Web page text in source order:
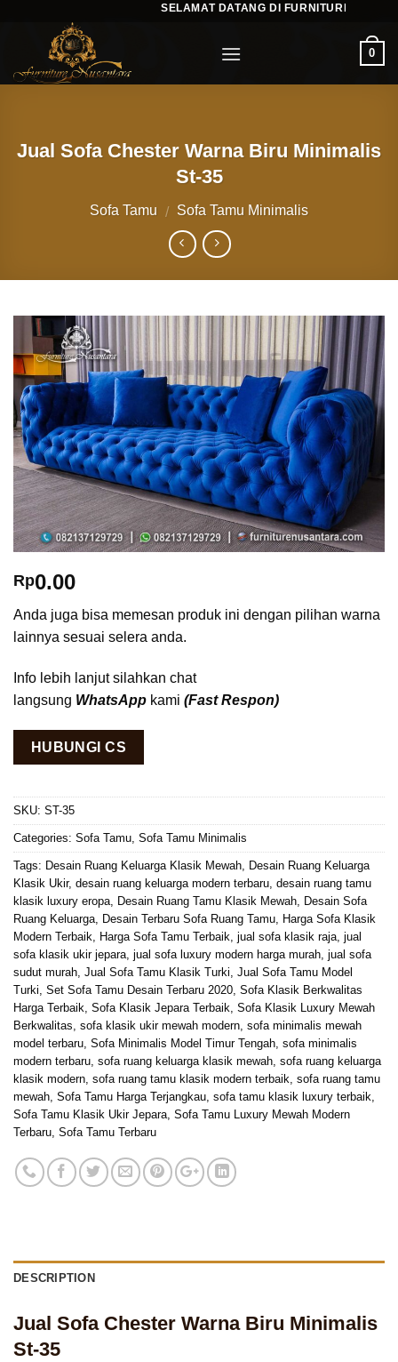
SELAMAT DATANG DI
0
Jual Sofa Chester Warna Biru Minimalis
St-35
Sofa Tamu / Sofa Tamu Minimalis
Rp0.00
Anda juga bisa memesan produk ini dengan pilihan warna
lainnya sesuai selera anda.
Info lebih lanjut silahkan chat
langsung WhatsApp kami (Fast Respon)
HUBUNGI CS
SKU: ST-35
Categories: Sofa Tamu, Sofa Tamu Minimalis
Tags: Desain Ruang Keluarga Klasik Mewah, Desain Ruang Keluarga
Klasik Ukir, desain ruang keluarga modern terbaru, desain ruang tamu
klasik luxury eropa, Desain Ruang Tamu Klasik Mewah, Desain Sofa
Ruang Keluarga, Desain Terbaru Sofa Ruang Tamu, Harga Sofa Klasik
Modern Terbaik, Harga Sofa Tamu Terbaik, jual sofa klasik raja, jual
sofa klasik ukir jepara, jual sofa luxury modern harga murah, jual sofa
sudut murah, Jual Sofa Tamu Klasik Turki, Jual Sofa Tamu Model
Turki, Set Sofa Tamu Desain Terbaru 2020, Sofa Klasik Berkwalitas
Harga Terbaik, Sofa Klasik Jepara Terbaik, Sofa Klasik Luxury Mewah
Berkwalitas, sofa klasik ukir mewah modern, sofa minimalis mewah
model terbaru, Sofa Minimalis Model Timur Tengah, sofa minimalis
modern terbaru, sofa ruang keluarga klasik mewah, sofa ruang keluarga
klasik modern, sofa ruang tamu klasik modern terbaik, sofa ruang tamu
mewah, Sofa Tamu Harga Terjangkau, sofa tamu klasik luxury terbaik,
Sofa Tamu Klasik Ukir Jepara, Sofa Tamu Luxury Mewah Modern
Terbaru, Sofa Tamu Terbaru
DESCRIPTION
Jual Sofa Chester Warna Biru Minimalis
St-35